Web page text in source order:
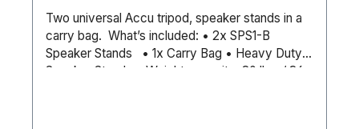
Two universal Accu tripod, speaker stands in a
carry bag. What’s included: • 2x SPS1-B
Speaker Stands • 1x Carry Bag • Heavy Duty
Speaker Stands • Weight capacity: 80 lbs. / 36